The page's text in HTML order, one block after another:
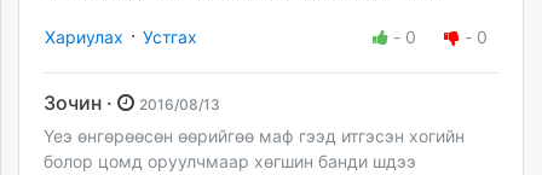
Хариулах · Устгах - 0 - 0
Зочин · 2016/08/13
Үеэ өнгөрөөсөн өөрийгөө маф гээд итгэсэн хогийн
болор цомд оруулчмаар хөгшин банди шдээ